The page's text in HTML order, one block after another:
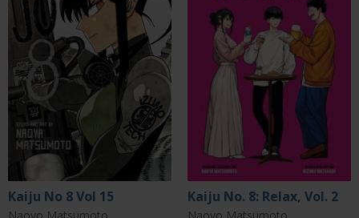
Kaiju No 8 Vol 15 Kaiju No. 8: Relax, Vol. 2